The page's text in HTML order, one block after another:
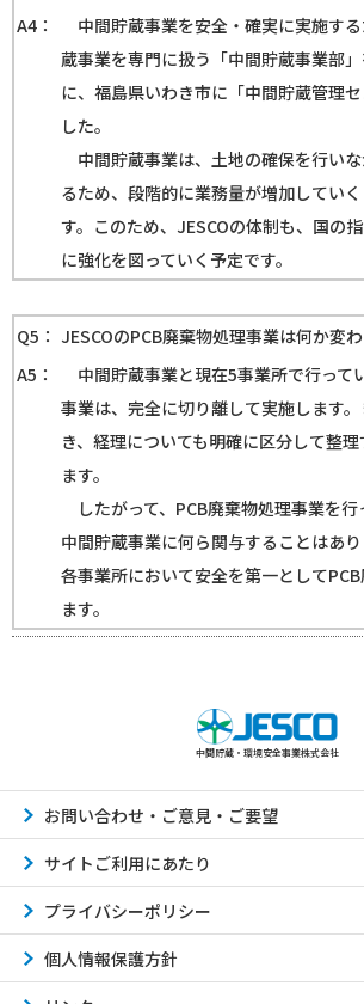
A4：
中間貯蔵事業を安全・確実に実施す
蔵事業を専門に扱う「中間貯蔵事業部
に、福島県いわき市に「中間貯蔵管理
した。
中間貯蔵事業は、土地の確保を行い
るため、段階的に業務量が増加してい
す。このため、JESCOの体制も、国の
に強化を図っていく予定です。
Q5： JESCOのPCB廃棄物処理事業は何か変
A5：
中間貯蔵事業と現在5事業所で行って
事業は、完全に切り離して実施します
き、経理についても明確に区分して整
ます。
したがって、PCB廃棄物処理事業を
中間貯蔵事業に何ら関与することはあり
各事業所において安全を第一として
ます。
中間貯蔵・環境安全事業株式会社
お問い合わせ・ご意見・ご要望
サイトご利用にあたり
プライバシーポリシー
個人情報保護方針